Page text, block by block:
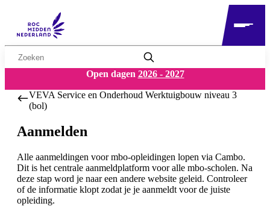
Zoekwoord
Open dagen 2026 - 2027
VEVA Service en Onderhoud Werktuigbouw niveau 3
(bol)
Aanmelden
Alle aanmeldingen voor mbo-opleidingen lopen via Cambo.
Dit is het centrale aanmeldplatform voor alle mbo-scholen. Na
deze stap word je naar een andere website geleid. Controleer
of de informatie klopt zodat je je aanmeldt voor de juiste
opleiding.